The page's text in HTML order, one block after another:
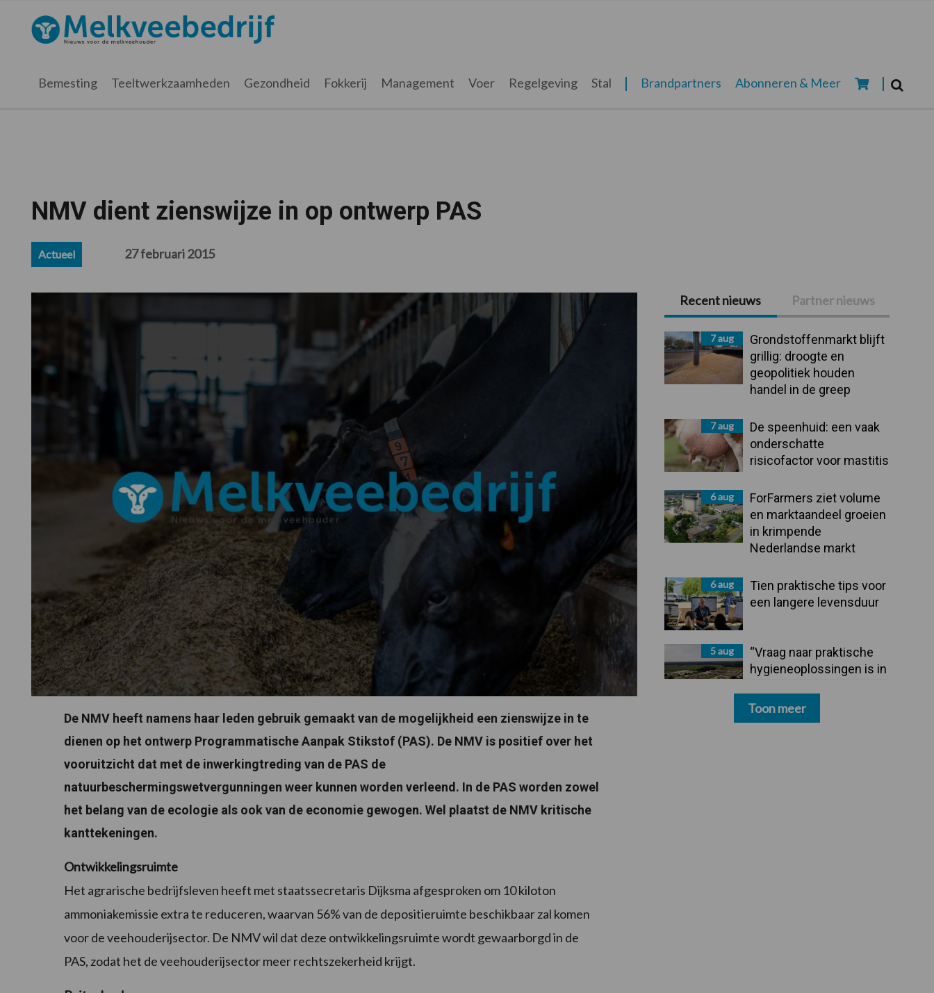
hoofdnavigatie
hoofd
eerste
voettekst
Melkveebedrijf.nl
Bemesting Teeltwerkzaamheden Gezondheid Fokkerij Management Voer Regelgeving Stal Brandpartners Abonneren & Meer
NMV dient zienswijze in op ontwerp PAS
Actueel 27 februari 2015
De NMV heeft namens haar leden gebruik gemaakt van de mogelijkheid een zienswijze in te
dienen op het ontwerp Programmatische Aanpak Stikstof (PAS). De NMV is positief over het
vooruitzicht dat met de inwerkingtreding van de PAS de
natuurbeschermingswetvergunningen weer kunnen worden verleend. In de PAS worden zowel
het belang van de ecologie als ook van de economie gewogen. Wel plaatst de NMV kritische
kanttekeningen.
Ontwikkelingsruimte
Het agrarische bedrijfsleven heeft met staatssecretaris Dijksma afgesproken om 10 kiloton
ammoniakemissie extra te reduceren, waarvan 56% van de depositieruimte beschikbaar zal komen
voor de veehouderijsector. De NMV wil dat deze ontwikkelingsruimte wordt gewaarborgd in de
PAS, zodat het de veehouderijsector meer rechtszekerheid krijgt.
Primaire
Sidebar
Recent nieuws Partner nieuws
7 aug
Grondstoffenmarkt blijft
grillig: droogte en
geopolitiek houden
handel in de greep
7 aug
De speenhuid: een vaak
onderschatte
risicofactor voor mastitis
6 aug
ForFarmers ziet volume
en marktaandeel groeien
in krimpende
Nederlandse markt
6 aug
Tien praktische tips voor
een langere levensduur
5 aug
“Vraag naar praktische
hygieneoplossingen is in
Toon meer